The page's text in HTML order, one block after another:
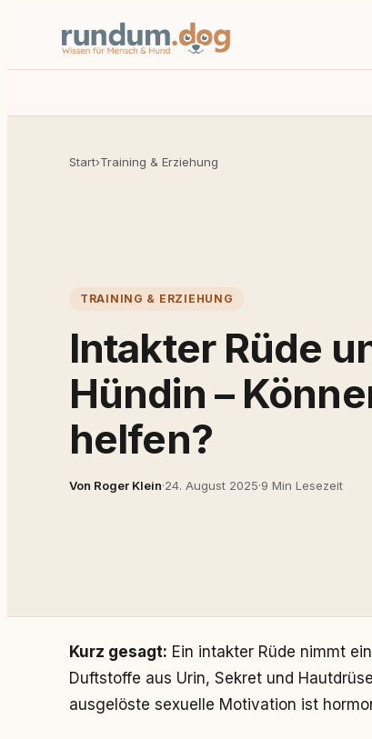
Start›Training & Erziehung
TRAINING & ERZIEHUNG
Intakter Rüde
Hündin –
helfen?
Von Roger Klein·24. August 2025·9 Min Lesezeit
Kurz gesagt: Ein intakter Rüde nimmt
Duftstoffe aus Urin, Sekret und
ausgelöste sexuelle Motivation ist